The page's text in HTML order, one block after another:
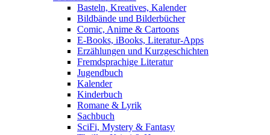
Basteln, Kreatives, Kalender
Bildbände und Bilderbücher
Comic, Anime & Cartoons
E-Books, iBooks, Literatur-Apps
Erzählungen und Kurzgeschichten
Fremdsprachige Literatur
Jugendbuch
Kalender
Kinderbuch
Romane & Lyrik
Sachbuch
SciFi, Mystery & Fantasy